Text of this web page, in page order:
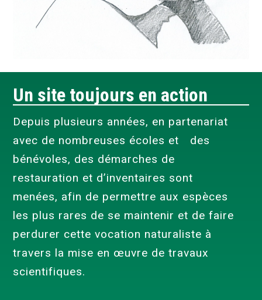
Un site toujours en action
Depuis plusieurs années, en partenariat
avec de nombreuses écoles et des
bénévoles, des démarches de
restauration et d’inventaires sont
menées, afin de permettre aux espèces
les plus rares de se maintenir et de faire
perdurer cette vocation naturaliste à
travers la mise en œuvre de travaux
scientifiques.